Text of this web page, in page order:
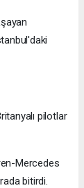
pilotlar
Mercedes
bitirdi.